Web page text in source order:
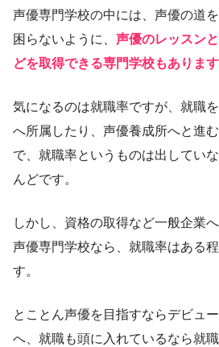
声優専門学校の中には、声優の道
困らないように、 声優のレッスン
どを取得できる専門学校もあります
気になるのは就職率ですが、就職
へ所属したり、声優養成所へと進
で、就職率というものは出してい
んどです。
しかし、資格の取得など一般企業
声優専門学校なら、就職率はある
す。
とことん声優を目指すならデビュ
へ、就職も頭に入れているなら就